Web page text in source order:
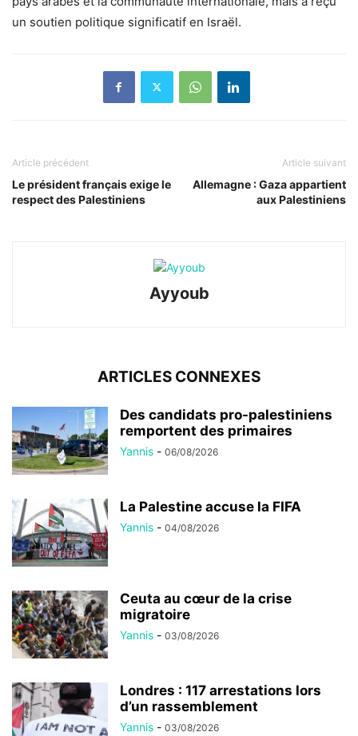
un soutien politique significatif en Israël.
Article précédent
Le président français exige le
respect des Palestiniens
Article suivant
Allemagne : Gaza appartient
aux Palestiniens
Ayyoub
ARTICLES CONNEXES
Des candidats pro-palestiniens
remportent des primaires
Yannis - 06/08/2026
La Palestine accuse la FIFA
Yannis - 04/08/2026
Ceuta au cœur de la crise
migratoire
Yannis - 03/08/2026
Londres : 117 arrestations lors
d’un rassemblement
Yannis - 03/08/2026